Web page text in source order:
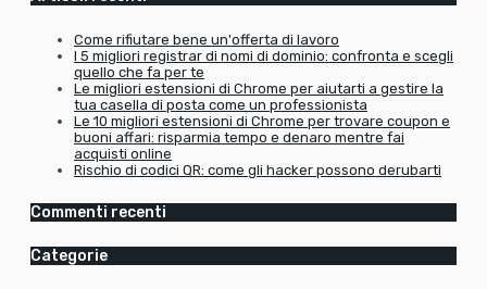
Come rifiutare bene un'offerta di lavoro
I 5 migliori registrar di nomi di dominio: confronta e scegli
quello che fa per te
Le migliori estensioni di Chrome per aiutarti a gestire la
tua casella di posta come un professionista
Le 10 migliori estensioni di Chrome per trovare coupon e
buoni affari: risparmia tempo e denaro mentre fai
acquisti online
Rischio di codici QR: come gli hacker possono derubarti
Commenti recenti
Categorie